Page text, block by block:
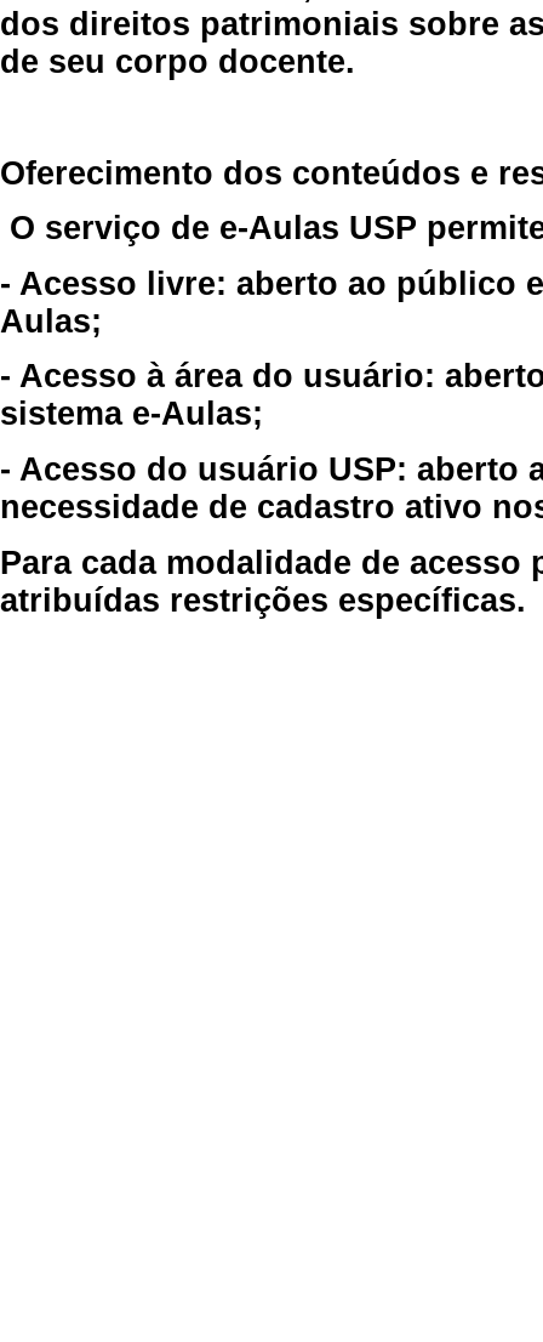
dos direitos patrimoniais sobre
de seu corpo docente.
Oferecimento dos conteúdos e
O serviço de e-Aulas USP
- Acesso livre: aberto ao público
Aulas;
- Acesso à área do usuário:
sistema e-Aulas;
- Acesso do usuário USP: aberto
necessidade de cadastro ativo
Para cada modalidade de
atribuídas restrições específicas.